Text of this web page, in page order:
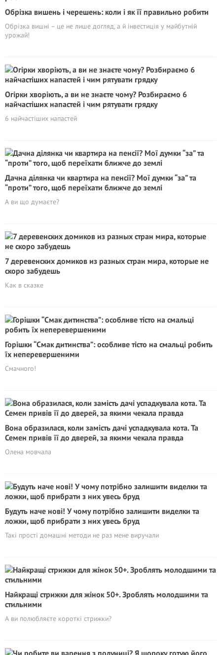
Обрізка вишень і черешень: коли і як її правильно робити
Обрізка вишні – це не лише догляд, а й інвестиція у майбутній
урожай!
Огірки хворіють, а ви не знаєте чому? Розбираємо 6
найчастіших напастей і чим рятувати грядку
6 найчастіших напастей
Дачна ділянка чи квартира на пенсії? Мої думки “за” та
“проти” того, щоб переїхати ближче до землі
А ви що думаєте?
7 деревенских домиков из разных стран мира, которые не
скоро забудешь
Как в сказке
Горішки “Смак дитинства”: особливе тісто на смальці робить
їх неперевершеними
Смачного!
Вона образилася, коли замість дачі успадкувала кота. Та
Семен привів її до дверей, за якими чекала правда
Олена мовчала
Будуть наче нові! У чому потрібно залишити виделки та
ложки, щоб прибрати з них увесь бруд
Такі прості домашні методи не раз мене виручали
Найкращі стрижки для жінок 50+. Зроблять молодшими та
стильними
А ви полюбляєте короткі стрижки?